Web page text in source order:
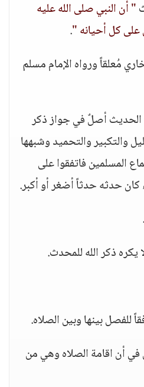
" أن النبي صلى الله عليه
على كل أحيانه ".
مُعلقاً ورواه الإمام مسلم
الحديث أصلٌ في جواز ذكر
والتكبير والتحميد وشبهها
المسلمين فاتفقوا على
حدثه حدثاً أضغر أو أكبر.
يكره ذكر الله للمحدث.
للفصل بينها وبين الصلاه.
أن اقامة الصلاه وهي من